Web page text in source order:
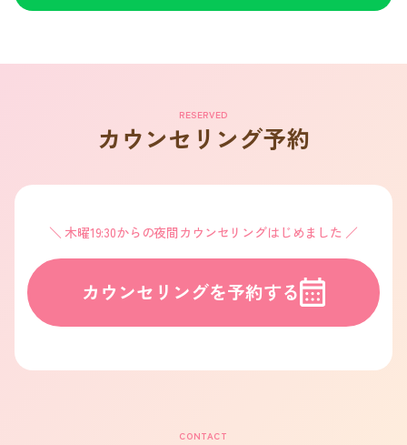
RESERVED
カウンセリング予約
木曜19:30からの夜間カウンセリングはじめました
カウンセリングを予約する
CONTACT